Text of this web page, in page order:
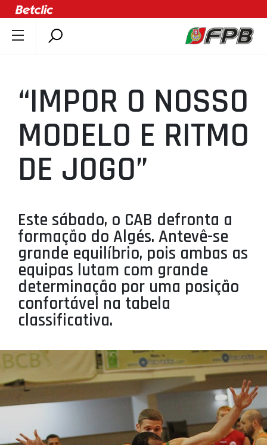
ÚLTIMAS
COMPETIÇÕES
ASSOCIAÇÕES
CLUBES
AGENTES
SELEÇÕES
MINIBASQUETE
ÁREA TÉCNICA
PROJETOS
LIGA BETCLIC MASCULINA
LIGA BETCLIC FEMININA
“IMPOR O NOSSO
MODELO E RITMO
DE JOGO”
Este sábado, o CAB defronta a
formação do Algés. Antevê-se
grande equilíbrio, pois ambas as
equipas lutam com grande
determinação por uma posição
confortável na tabela
classificativa.